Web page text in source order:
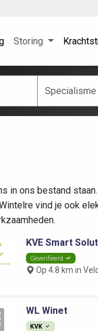
Storing
in ons bestand
vind je ook
KVE Smart
Geverifieerd
Op 4.8 km in
WL Winet
KVK